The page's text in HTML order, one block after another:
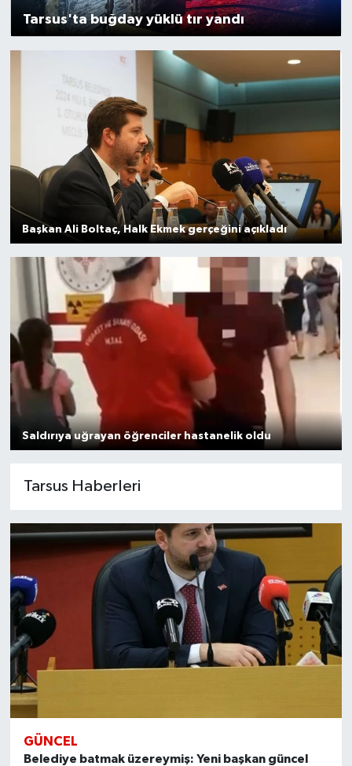
Tarsus'ta buğday yüklü tır yandı
Başkan Ali Boltaç, Halk Ekmek gerçeğini açıkladı
Saldırıya uğrayan öğrenciler hastanelik oldu
Tarsus Haberleri
GÜNCEL
Belediye batmak üzereymiş: Yeni başkan güncel